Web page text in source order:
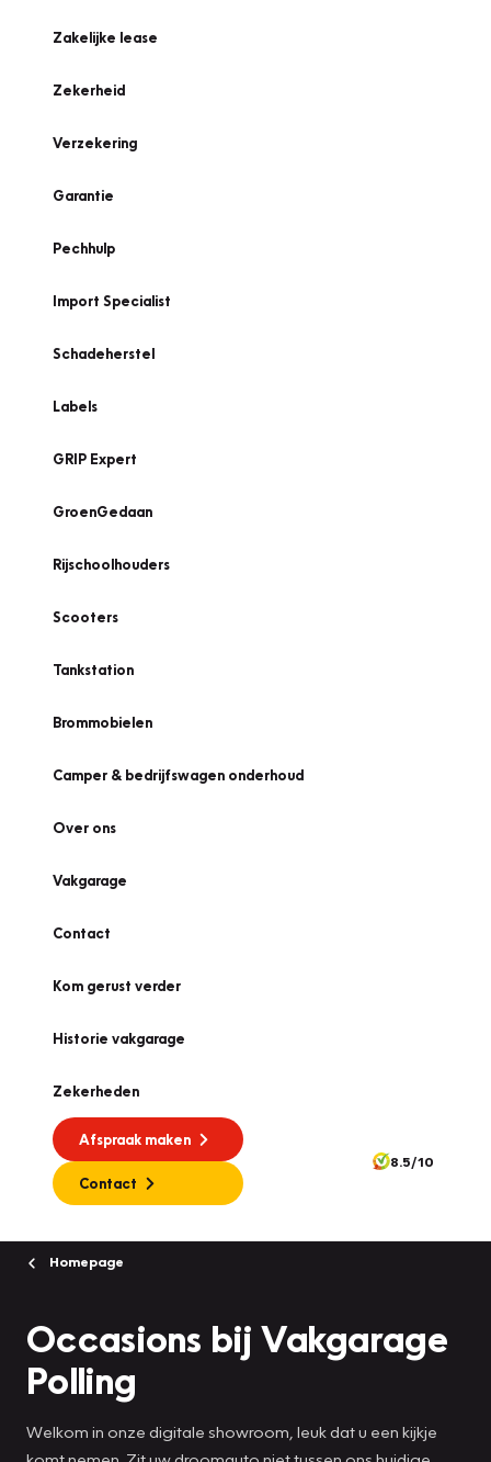
Zakelijke lease
Zekerheid
Verzekering
Garantie
Pechhulp
Import Specialist
Schadeherstel
Labels
GRIP Expert
GroenGedaan
Rijschoolhouders
Scooters
Tankstation
Brommobielen
Camper & bedrijfswagen onderhoud
Over ons
Vakgarage
Contact
Kom gerust verder
Historie vakgarage
Zekerheden
Afspraak maken
Contact
8.5/10
Homepage
Occasions bij Vakgarage
Polling
Welkom in onze digitale showroom, leuk dat u een kijkje